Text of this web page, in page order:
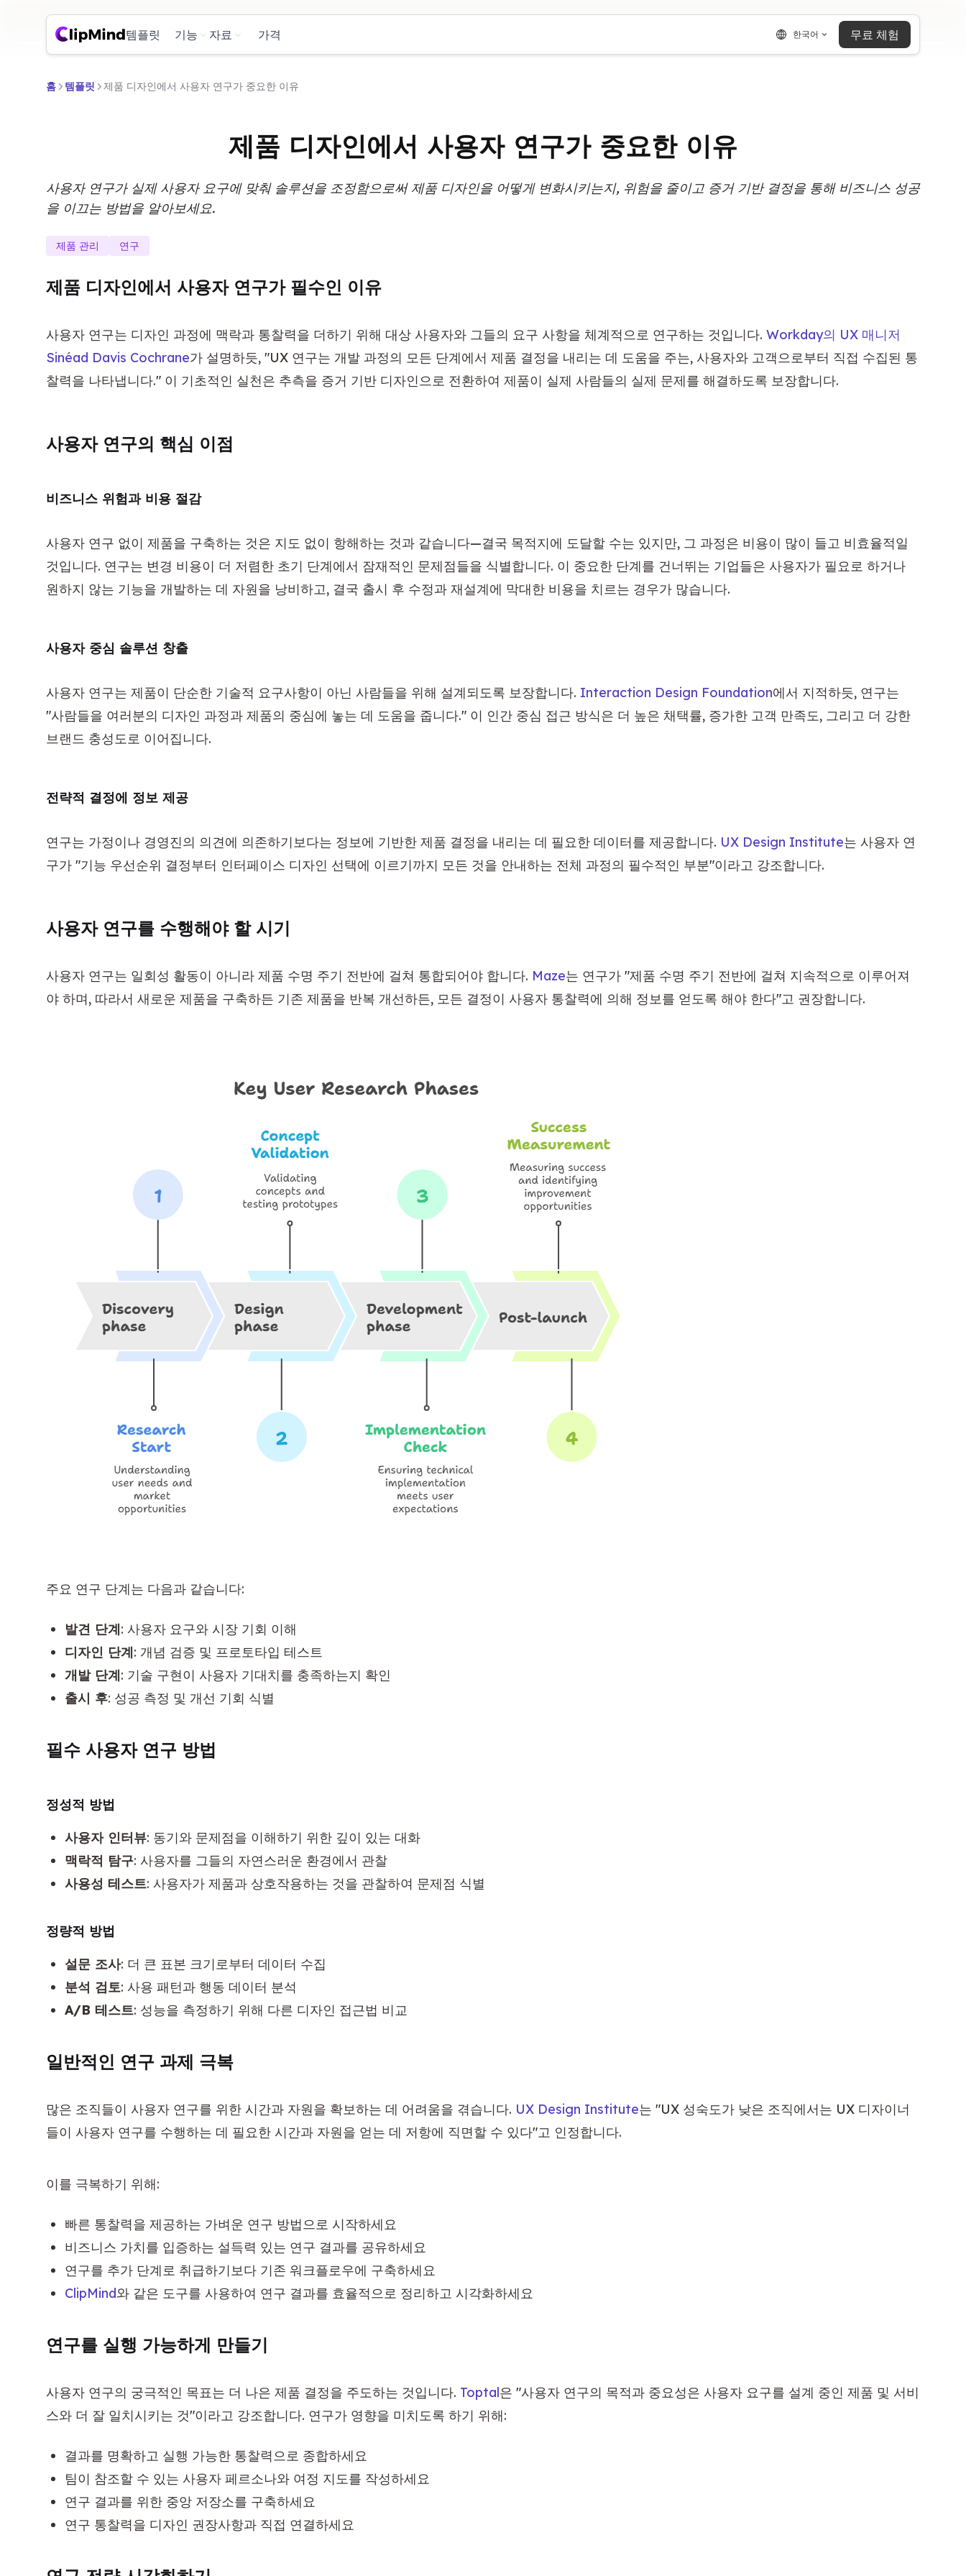
템플릿 기능 자료 가격 한국어 무료 체험
홈 템플릿 제품 디자인에서 사용자 연구가 중요한 이유
제품 디자인에서 사용자 연구가 중요한 이유
사용자 연구가 실제 사용자 요구에 맞춰 솔루션을 조정함으로써 제품 디자인을 어떻게 변화시키는지, 위험을 줄이고 증거 기반 결정을 통해 비즈니스 성공
을 이끄는 방법을 알아보세요.
제품 관리 연구
제품 디자인에서 사용자 연구가 필수인 이유
사용자 연구는 디자인 과정에 맥락과 통찰력을 더하기 위해 대상 사용자와 그들의 요구 사항을 체계적으로 연구하는 것입니다. Workday의 UX 매니저
Sinéad Davis Cochrane가 설명하듯, "UX 연구는 개발 과정의 모든 단계에서 제품 결정을 내리는 데 도움을 주는, 사용자와 고객으로부터 직접 수집된 통
찰력을 나타냅니다." 이 기초적인 실천은 추측을 증거 기반 디자인으로 전환하여 제품이 실제 사람들의 실제 문제를 해결하도록 보장합니다.
사용자 연구의 핵심 이점
비즈니스 위험과 비용 절감
사용자 연구 없이 제품을 구축하는 것은 지도 없이 항해하는 것과 같습니다—결국 목적지에 도달할 수는 있지만, 그 과정은 비용이 많이 들고 비효율적일
것입니다. 연구는 변경 비용이 더 저렴한 초기 단계에서 잠재적인 문제점들을 식별합니다. 이 중요한 단계를 건너뛰는 기업들은 사용자가 필요로 하거나
원하지 않는 기능을 개발하는 데 자원을 낭비하고, 결국 출시 후 수정과 재설계에 막대한 비용을 치르는 경우가 많습니다.
사용자 중심 솔루션 창출
사용자 연구는 제품이 단순한 기술적 요구사항이 아닌 사람들을 위해 설계되도록 보장합니다. Interaction Design Foundation에서 지적하듯, 연구는
"사람들을 여러분의 디자인 과정과 제품의 중심에 놓는 데 도움을 줍니다." 이 인간 중심 접근 방식은 더 높은 채택률, 증가한 고객 만족도, 그리고 더 강한
브랜드 충성도로 이어집니다.
전략적 결정에 정보 제공
연구는 가정이나 경영진의 의견에 의존하기보다는 정보에 기반한 제품 결정을 내리는 데 필요한 데이터를 제공합니다. UX Design Institute는 사용자 연
구가 "기능 우선순위 결정부터 인터페이스 디자인 선택에 이르기까지 모든 것을 안내하는 전체 과정의 필수적인 부분"이라고 강조합니다.
사용자 연구를 수행해야 할 시기
사용자 연구는 일회성 활동이 아니라 제품 수명 주기 전반에 걸쳐 통합되어야 합니다. Maze는 연구가 "제품 수명 주기 전반에 걸쳐 지속적으로 이루어져
야 하며, 따라서 새로운 제품을 구축하든 기존 제품을 반복 개선하든, 모든 결정이 사용자 통찰력에 의해 정보를 얻도록 해야 한다"고 권장합니다.
주요 연구 단계는 다음과 같습니다:
발견 단계: 사용자 요구와 시장 기회 이해
디자인 단계: 개념 검증 및 프로토타입 테스트
개발 단계: 기술 구현이 사용자 기대치를 충족하는지 확인
출시 후: 성공 측정 및 개선 기회 식별
필수 사용자 연구 방법
정성적 방법
사용자 인터뷰: 동기와 문제점을 이해하기 위한 깊이 있는 대화
맥락적 탐구: 사용자를 그들의 자연스러운 환경에서 관찰
사용성 테스트: 사용자가 제품과 상호작용하는 것을 관찰하여 문제점 식별
정량적 방법
설문 조사: 더 큰 표본 크기로부터 데이터 수집
분석 검토: 사용 패턴과 행동 데이터 분석
A/B 테스트: 성능을 측정하기 위해 다른 디자인 접근법 비교
일반적인 연구 과제 극복
많은 조직들이 사용자 연구를 위한 시간과 자원을 확보하는 데 어려움을 겪습니다. UX Design Institute는 "UX 성숙도가 낮은 조직에서는 UX 디자이너
들이 사용자 연구를 수행하는 데 필요한 시간과 자원을 얻는 데 저항에 직면할 수 있다"고 인정합니다.
이를 극복하기 위해:
빠른 통찰력을 제공하는 가벼운 연구 방법으로 시작하세요
비즈니스 가치를 입증하는 설득력 있는 연구 결과를 공유하세요
연구를 추가 단계로 취급하기보다 기존 워크플로우에 구축하세요
ClipMind와 같은 도구를 사용하여 연구 결과를 효율적으로 정리하고 시각화하세요
연구를 실행 가능하게 만들기
사용자 연구의 궁극적인 목표는 더 나은 제품 결정을 주도하는 것입니다. Toptal은 "사용자 연구의 목적과 중요성은 사용자 요구를 설계 중인 제품 및 서비
스와 더 잘 일치시키는 것"이라고 강조합니다. 연구가 영향을 미치도록 하기 위해:
결과를 명확하고 실행 가능한 통찰력으로 종합하세요
팀이 참조할 수 있는 사용자 페르소나와 여정 지도를 작성하세요
연구 결과를 위한 중앙 저장소를 구축하세요
연구 통찰력을 디자인 권장사항과 직접 연결하세요